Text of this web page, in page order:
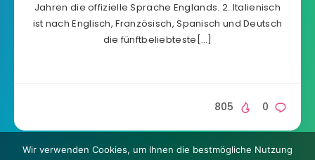
Jahren die offizielle Sprache Englands. 2. Italienisch
ist nach Englisch, Französisch, Spanisch und Deutsch
die fünftbeliebteste[…]
0
805
Wir verwenden Cookies, um Ihnen die bestmögliche Nutzung